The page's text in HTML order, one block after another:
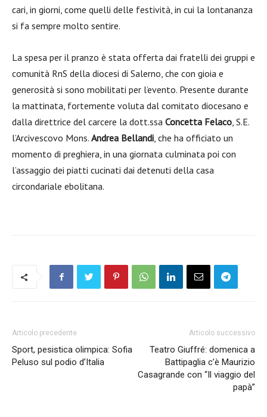
cari, in giorni, come quelli delle festività, in cui la lontananza
si fa sempre molto sentire.
La spesa per il pranzo è stata offerta dai fratelli dei gruppi e
comunità RnS della diocesi di Salerno, che con gioia e
generosità si sono mobilitati per l’evento. Presente durante
la mattinata, fortemente voluta dal comitato diocesano e
dalla direttrice del carcere la dott.ssa Concetta Felaco, S.E.
l’Arcivescovo Mons. Andrea Bellandi, che ha officiato un
momento di preghiera, in una giornata culminata poi con
l’assaggio dei piatti cucinati dai detenuti della casa
circondariale ebolitana.
Articolo precedente
Sport, pesistica olimpica: Sofia
Peluso sul podio d’Italia
Articolo successivo
Teatro Giuffré: domenica a
Battipaglia c’è Maurizio
Casagrande con “Il viaggio del
papà”